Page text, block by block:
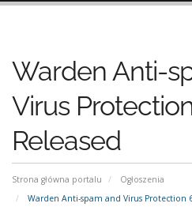
Warden Anti-
Virus
Released
Strona główna portalu
Ogłoszenia
Warden Anti-spam and Virus Protection